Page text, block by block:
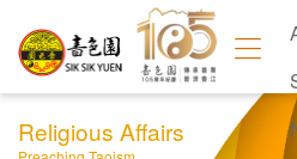
Religious Affairs